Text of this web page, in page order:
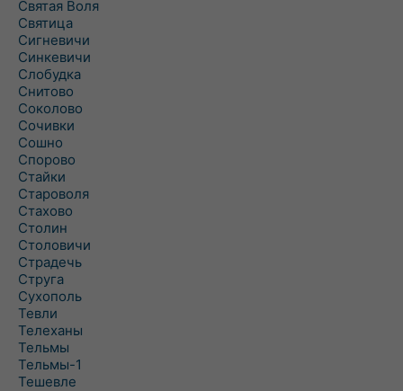
Святая Воля
Святица
Сигневичи
Синкевичи
Слобудка
Снитово
Соколово
Сочивки
Сошно
Спорово
Стайки
Староволя
Стахово
Столин
Столовичи
Страдечь
Струга
Сухополь
Тевли
Телеханы
Тельмы
Тельмы-1
Тешевле